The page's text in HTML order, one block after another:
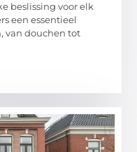
beslissing voor elk
een essentieel
van douchen tot